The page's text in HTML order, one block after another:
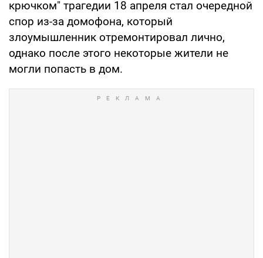
крючком" трагедии 18 апреля стал очередной
спор из-за домофона, который
злоумышленник отремонтировал лично,
однако после этого некоторые жители не
могли попасть в дом.